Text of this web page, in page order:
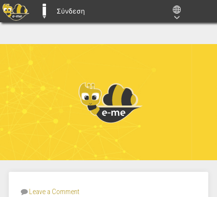
E-ME BLOGS
Σύνδεση
Leave a Comment